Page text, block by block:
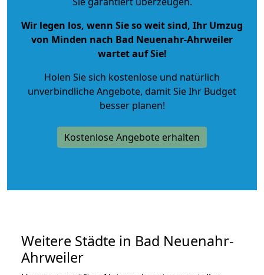
Wir legen los, wenn Sie so weit sind, Ihr Umzug
von Minden nach Bad Neuenahr-Ahrweiler
wartet auf Sie!
Holen Sie sich kostenlose und natürlich
unverbindliche Angebote, damit Sie Ihr Budget
besser planen!
Kostenlose Angebote erhalten
Weitere Städte in Bad Neuenahr-
Ahrweiler